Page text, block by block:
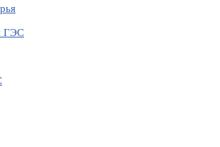
ГЭС